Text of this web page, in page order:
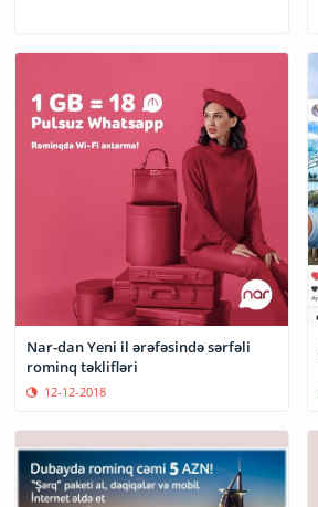
Nar-dan Yeni il ərəfəsində sərfəli
rominq təklifləri
12-12-2018